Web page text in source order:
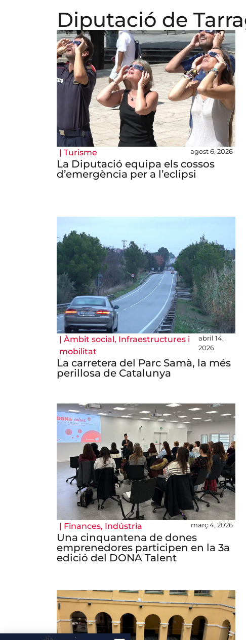
Diputació de
| Turisme agost 6, 2026
La Diputació equipa els cossos
d’emergència per a l’eclipsi
| Àmbit social, Infraestructures i
mobilitat
abril 14,
2026
La carretera del Parc Samà, la més
perillosa de Catalunya
| Finances, Indústria març 4, 2026
Una cinquantena de dones
emprenedores participen en la 3a
edició del DONA Talent